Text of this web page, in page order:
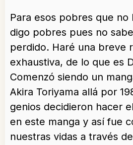
Para esos pobres que no
digo pobres pues no
perdido. Haré una breve
exhaustiva, de lo que es
Comenzó siendo un
Akira Toriyama allá por
genios decidieron hacer
en este manga y así fue
nuestras vidas a través